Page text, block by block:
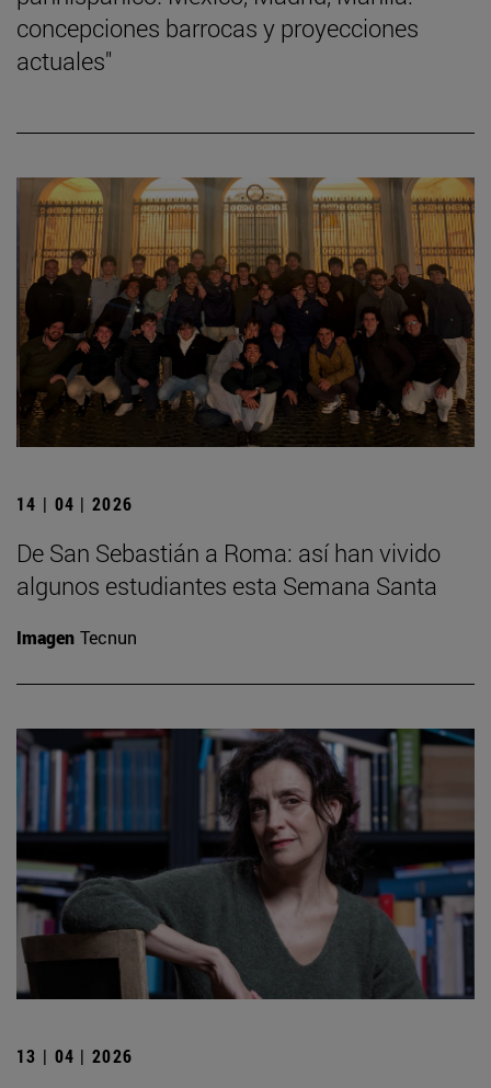
concepciones barrocas y proyecciones
actuales"
14 | 04 | 2026
De San Sebastián a Roma: así han vivido
algunos estudiantes esta Semana Santa
Imagen Tecnun
13 | 04 | 2026